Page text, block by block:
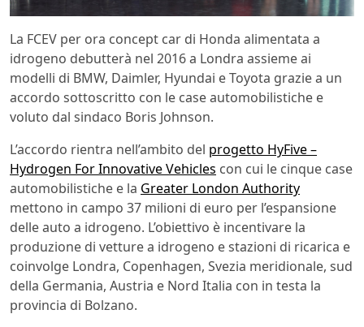
La FCEV per ora concept car di Honda alimentata a
idrogeno debutterà nel 2016 a Londra assieme ai
modelli di BMW, Daimler, Hyundai e Toyota grazie a un
accordo sottoscritto con le case automobilistiche e
voluto dal sindaco Boris Johnson.
L’accordo rientra nell’ambito del progetto HyFive –
Hydrogen For Innovative Vehicles con cui le cinque case
automobilistiche e la Greater London Authority
mettono in campo 37 milioni di euro per l’espansione
delle auto a idrogeno. L’obiettivo è incentivare la
produzione di vetture a idrogeno e stazioni di ricarica e
coinvolge Londra, Copenhagen, Svezia meridionale, sud
della Germania, Austria e Nord Italia con in testa la
provincia di Bolzano.